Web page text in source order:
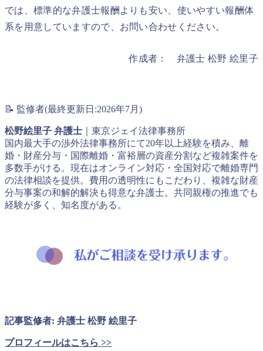
では、標準的な弁護士報酬よりも安い、使いやすい報酬体
系を用意していますので、お問い合わせください。
作成者： 弁護士 松野 絵里子
📝 監修者(最終更新日:2026年7月)
松野絵里子 弁護士 ｜東京ジェイ法律事務所
国内最大手の渉外法律事務所にて20年以上経験を積み、離
婚・財産分与・国際離婚・富裕層の資産分割など複雑案件を
多数手がける。現在はオンライン対応・全国対応で離婚専門
の法律相談を提供。費用の透明性にもこだわり、複雑な財産
分与事案の和解的解決も得意な弁護士。共同親権の推進でも
経験が多く、知名度がある。
記事監修者: 弁護士 松野 絵里子
プロフィールはこちら >>